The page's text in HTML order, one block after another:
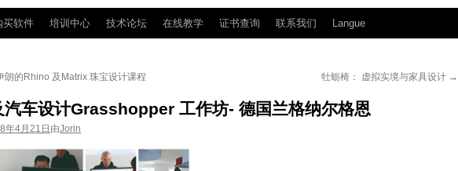
买软件 培训中心 技术论坛 在线教学 证书查询 联系我们 Langue
朗的Rhino 及Matrix 珠宝设计课程 牡蛎椅： 虚拟实境与家具设计 →
汽车设计Grasshopper 工作坊- 德国兰格纳尔格恩
年4月21日 由Jorin